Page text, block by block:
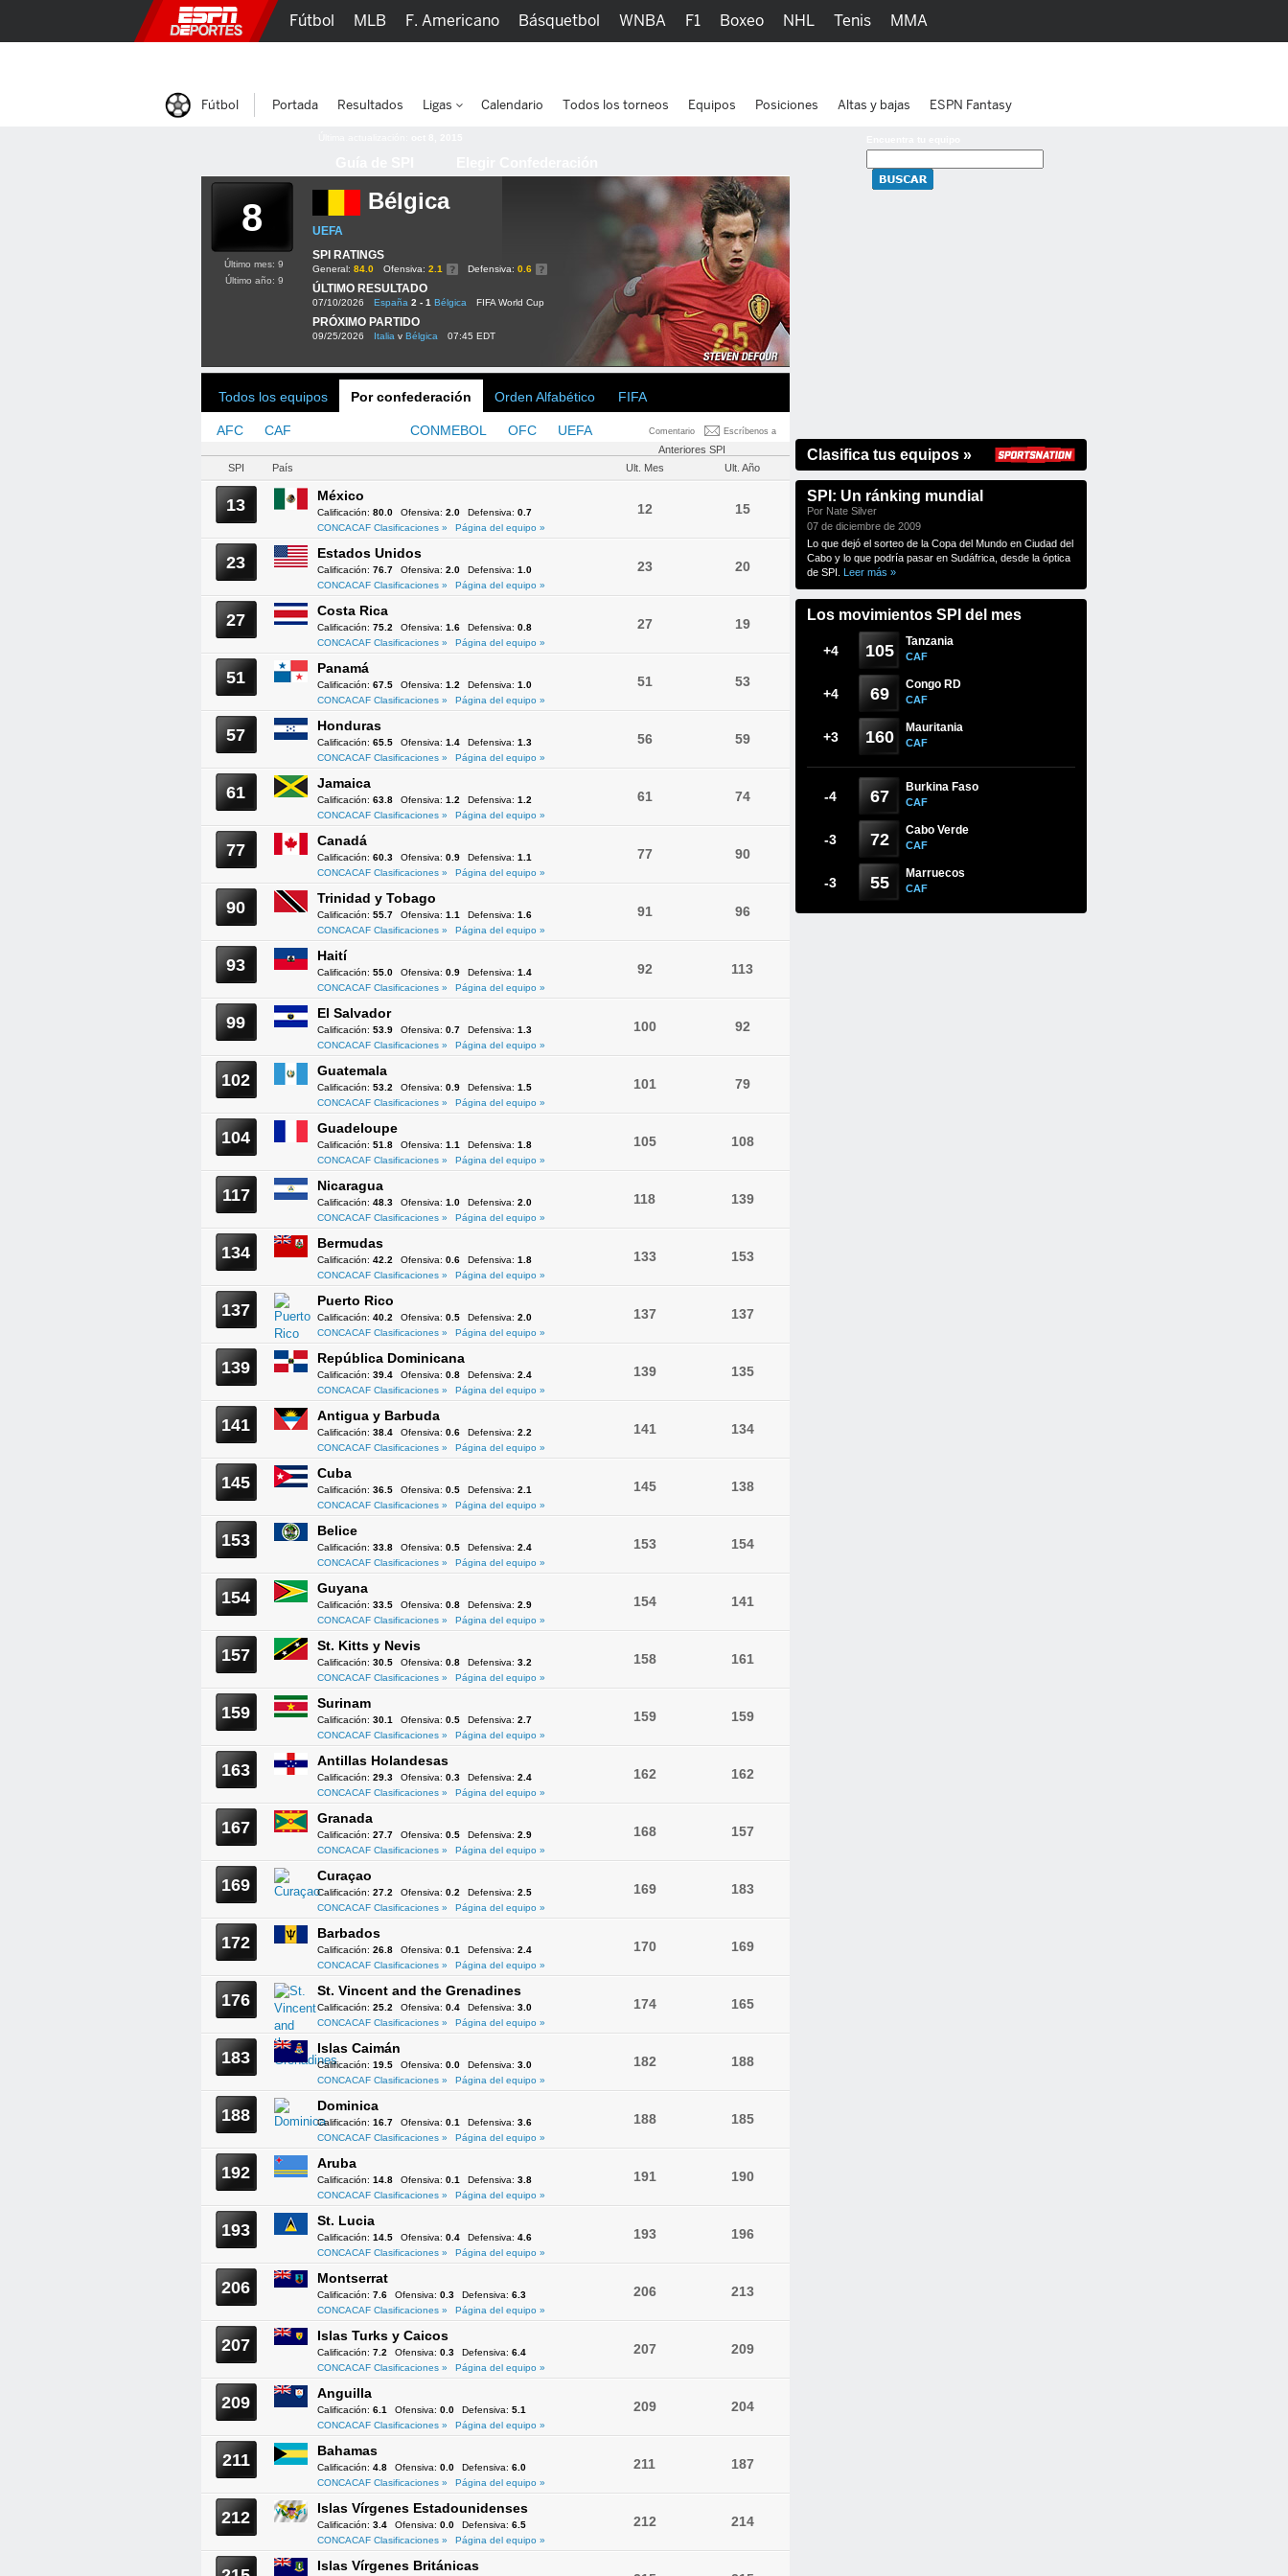
8 Bélgica
UEFA
SPI RATINGS
General: 84.0 Ofensiva: 2.1 Defensiva: 0.6
ÚLTIMO RESULTADO
07/10/2026 España 2 - 1 Bélgica FIFA World Cup
PRÓXIMO PARTIDO
09/25/2026 Italia v Bélgica 07:45 EDT
Último mes: 9
Último año: 9
Todos los equipos Por confederación Orden Alfabético FIFA
Comentario Escríbenos a
AFC CAF CONMEBOL OFC UEFA
Anteriores SPI
SPI
País Ult. Mes Ult. Año
13 México
Calificación: 80.0 Ofensiva: 2.0 Defensiva: 0.7
CONCACAF Clasificaciones »
Página del equipo »
12 15
23 Estados Unidos
Calificación: 76.7 Ofensiva: 2.0 Defensiva: 1.0
CONCACAF Clasificaciones »
Página del equipo »
23 20
27 Costa Rica
Calificación: 75.2 Ofensiva: 1.6 Defensiva: 0.8
CONCACAF Clasificaciones »
Página del equipo »
27 19
51 Panamá
Calificación: 67.5 Ofensiva: 1.2 Defensiva: 1.0
CONCACAF Clasificaciones »
Página del equipo »
51 53
57 Honduras
Calificación: 65.5 Ofensiva: 1.4 Defensiva: 1.3
CONCACAF Clasificaciones »
Página del equipo »
56 59
61 Jamaica
Calificación: 63.8 Ofensiva: 1.2 Defensiva: 1.2
CONCACAF Clasificaciones »
Página del equipo »
61 74
77 Canadá
Calificación: 60.3 Ofensiva: 0.9 Defensiva: 1.1
CONCACAF Clasificaciones »
Página del equipo »
77 90
90 Trinidad y Tobago
Calificación: 55.7 Ofensiva: 1.1 Defensiva: 1.6
CONCACAF Clasificaciones »
Página del equipo »
91 96
93 Haití
Calificación: 55.0 Ofensiva: 0.9 Defensiva: 1.4
CONCACAF Clasificaciones »
Página del equipo »
92 113
99 El Salvador
Calificación: 53.9 Ofensiva: 0.7 Defensiva: 1.3
CONCACAF Clasificaciones »
Página del equipo »
100 92
102 Guatemala
Calificación: 53.2 Ofensiva: 0.9 Defensiva: 1.5
CONCACAF Clasificaciones »
Página del equipo »
101 79
104 Guadeloupe
Calificación: 51.8 Ofensiva: 1.1 Defensiva: 1.8
CONCACAF Clasificaciones »
Página del equipo »
105 108
117 Nicaragua
Calificación: 48.3 Ofensiva: 1.0 Defensiva: 2.0
CONCACAF Clasificaciones »
Página del equipo »
118 139
134 Bermudas
Calificación: 42.2 Ofensiva: 0.6 Defensiva: 1.8
CONCACAF Clasificaciones »
Página del equipo »
133 153
137 Puerto Rico
Calificación: 40.2 Ofensiva: 0.5 Defensiva: 2.0
CONCACAF Clasificaciones »
Página del equipo »
137 137
139 República Dominicana
Calificación: 39.4 Ofensiva: 0.8 Defensiva: 2.4
CONCACAF Clasificaciones »
Página del equipo »
139 135
141 Antigua y Barbuda
Calificación: 38.4 Ofensiva: 0.6 Defensiva: 2.2
CONCACAF Clasificaciones »
Página del equipo »
141 134
145 Cuba
Calificación: 36.5 Ofensiva: 0.5 Defensiva: 2.1
CONCACAF Clasificaciones »
Página del equipo »
145 138
153 Belice
Calificación: 33.8 Ofensiva: 0.5 Defensiva: 2.4
CONCACAF Clasificaciones »
Página del equipo »
153 154
154 Guyana
Calificación: 33.5 Ofensiva: 0.8 Defensiva: 2.9
CONCACAF Clasificaciones »
Página del equipo »
154 141
157 St. Kitts y Nevis
Calificación: 30.5 Ofensiva: 0.8 Defensiva: 3.2
CONCACAF Clasificaciones »
Página del equipo »
158 161
159 Surinam
Calificación: 30.1 Ofensiva: 0.5 Defensiva: 2.7
CONCACAF Clasificaciones »
Página del equipo »
159 159
163 Antillas Holandesas
Calificación: 29.3 Ofensiva: 0.3 Defensiva: 2.4
CONCACAF Clasificaciones »
Página del equipo »
162 162
167 Granada
Calificación: 27.7 Ofensiva: 0.5 Defensiva: 2.9
CONCACAF Clasificaciones »
Página del equipo »
168 157
169 Curaçao
Calificación: 27.2 Ofensiva: 0.2 Defensiva: 2.5
CONCACAF Clasificaciones »
Página del equipo »
169 183
172 Barbados
Calificación: 26.8 Ofensiva: 0.1 Defensiva: 2.4
CONCACAF Clasificaciones »
Página del equipo »
170 169
176 St. Vincent and the Grenadines
Calificación: 25.2 Ofensiva: 0.4 Defensiva: 3.0
CONCACAF Clasificaciones »
Página del equipo »
174 165
183 Islas Caimán
Calificación: 19.5 Ofensiva: 0.0 Defensiva: 3.0
CONCACAF Clasificaciones »
Página del equipo »
182 188
188 Dominica
Calificación: 16.7 Ofensiva: 0.1 Defensiva: 3.6
CONCACAF Clasificaciones »
Página del equipo »
188 185
192 Aruba
Calificación: 14.8 Ofensiva: 0.1 Defensiva: 3.8
CONCACAF Clasificaciones »
Página del equipo »
191 190
193 St. Lucia
Calificación: 14.5 Ofensiva: 0.4 Defensiva: 4.6
CONCACAF Clasificaciones »
Página del equipo »
193 196
206 Montserrat
Calificación: 7.6 Ofensiva: 0.3 Defensiva: 6.3
CONCACAF Clasificaciones »
Página del equipo »
206 213
207 Islas Turks y Caicos
Calificación: 7.2 Ofensiva: 0.3 Defensiva: 6.4
CONCACAF Clasificaciones »
Página del equipo »
207 209
209 Anguilla
Calificación: 6.1 Ofensiva: 0.0 Defensiva: 5.1
CONCACAF Clasificaciones »
Página del equipo »
209 204
211 Bahamas
Calificación: 4.8 Ofensiva: 0.0 Defensiva: 6.0
CONCACAF Clasificaciones »
Página del equipo »
211 187
212 Islas Vírgenes Estadounidenses
Calificación: 3.4 Ofensiva: 0.0 Defensiva: 6.5
CONCACAF Clasificaciones »
Página del equipo »
212 214
Islas Vírgenes Británicas
Clasifica tus equipos »
SPI: Un ránking mundial
Por Nate Silver
07 de diciembre de 2009
Lo que dejó el sorteo de la Copa del Mundo en Ciudad del
Cabo y lo que podría pasar en Sudáfrica, desde la óptica
de SPI. Leer más »
Los movimientos SPI del mes
+4 105 Tanzania
CAF
+4 69 Congo RD
CAF
+3 160 Mauritania
CAF
-4 67 Burkina Faso
CAF
-3 72 Cabo Verde
CAF
-3 55 Marruecos
CAF
Fútbol MLB F. Americano Básquetbol WNBA F1 Boxeo NHL Tenis MMA
Fútbol Portada Resultados Ligas Calendario Todos los torneos Equipos Posiciones Altas y bajas ESPN Fantasy